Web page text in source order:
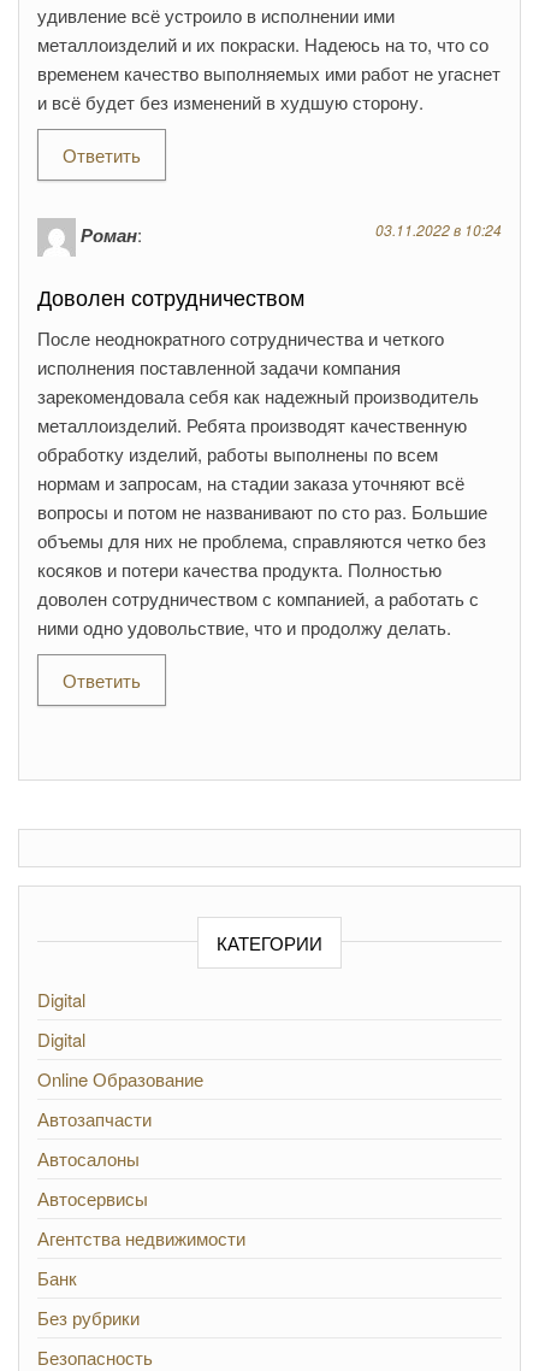
удивление всё устроило в исполнении ими
металлоизделий и их покраски. Надеюсь на то, что со
временем качество выполняемых ими работ не угаснет
и всё будет без изменений в худшую сторону.
Ответить
Роман: 03.11.2022 в 10:24
Доволен сотрудничеством
После неоднократного сотрудничества и четкого
исполнения поставленной задачи компания
зарекомендовала себя как надежный производитель
металлоизделий. Ребята производят качественную
обработку изделий, работы выполнены по всем
нормам и запросам, на стадии заказа уточняют всё
вопросы и потом не названивают по сто раз. Большие
объемы для них не проблема, справляются четко без
косяков и потери качества продукта. Полностью
доволен сотрудничеством с компанией, а работать с
ними одно удовольствие, что и продолжу делать.
Ответить
КАТЕГОРИИ
Digital
Digital
Online Образование
Автозапчасти
Автосалоны
Автосервисы
Агентства недвижимости
Банк
Без рубрики
Безопасность